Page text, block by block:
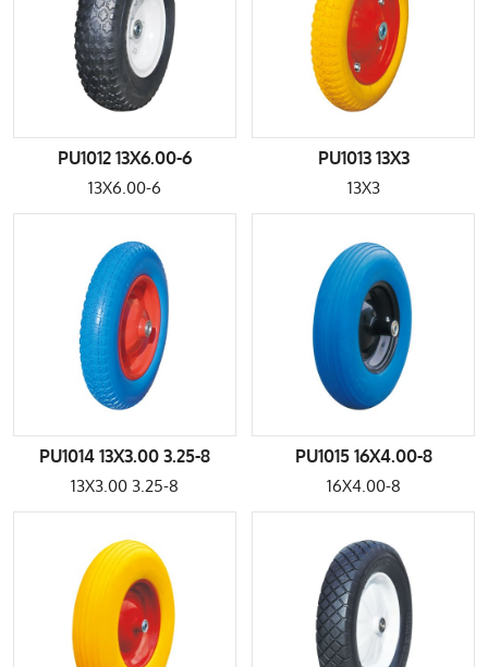
PU1012 13X6.00-6
13X6.00-6
PU1013 13X3
13X3
PU1014 13X3.00 3.25-8
13X3.00 3.25-8
PU1015 16X4.00-8
16X4.00-8